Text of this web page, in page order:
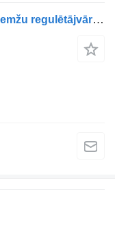
WABCO FM (01.05.-) 4757110740 bremžu regulētājvārsts paredzēts Volvo FM7-FM12, FM, FMX (1998-2014) kravas automašīnas